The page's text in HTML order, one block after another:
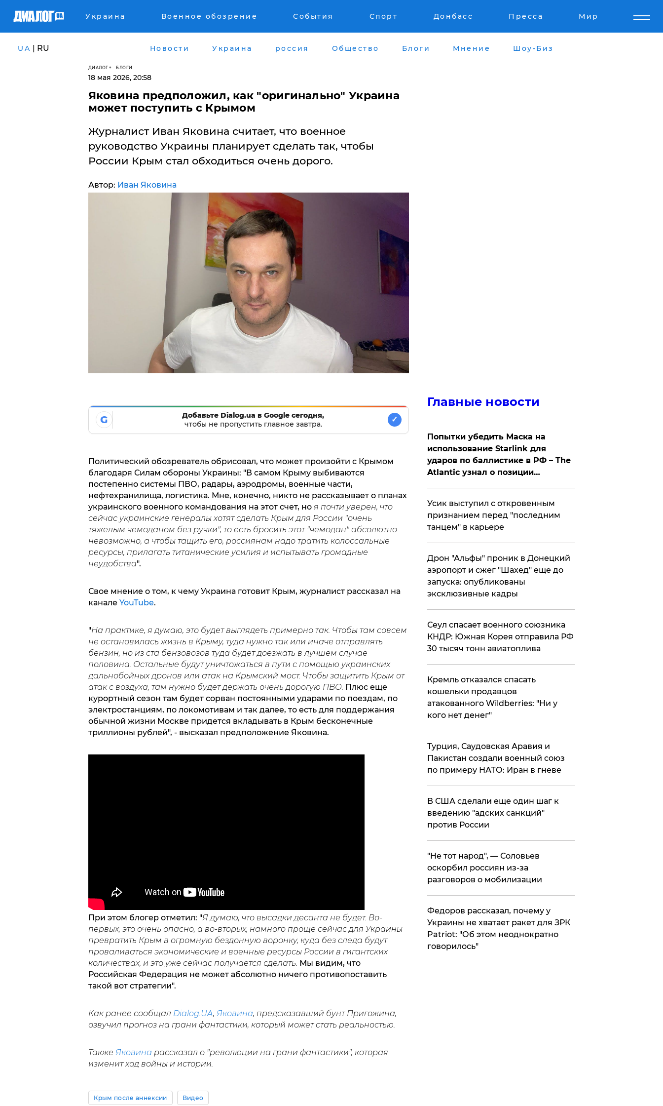
Украина Военное обозрение События Спорт Донбасс Пресса Мир
UA | RU Новости Украина россия Общество Блоги Мнение Шоу-Биз
ДИАЛОГ БЛОГИ
18 мая 2026, 20:58
Яковина предположил, как "оригинально" Украина
может поступить с Крымом
Журналист Иван Яковина считает, что военное
руководство Украины планирует сделать так, чтобы
России Крым стал обходиться очень дорого.
Автор: Иван Яковина
G
Добавьте Dialog.ua в Google сегодня,
чтобы не пропустить главное завтра.
✓
Политический обозреватель обрисовал, что может произойти с Крымом
благодаря Силам обороны Украины: "В самом Крыму выбиваются
постепенно системы ПВО, радары, аэродромы, военные части,
нефтехранилища, логистика. Мне, конечно, никто не рассказывает о планах
украинского военного командования на этот счет, но я почти уверен, что
сейчас украинские генералы хотят сделать Крым для России "очень
тяжелым чемоданом без ручки", то есть бросить этот "чемодан" абсолютно
невозможно, а чтобы тащить его, россиянам надо тратить колоссальные
ресурсы, прилагать титанические усилия и испытывать громадные
неудобства".
Свое мнение о том, к чему Украина готовит Крым, журналист рассказал на
канале YouTube.
"На практике, я думаю, это будет выглядеть примерно так. Чтобы там совсем
не остановилась жизнь в Крыму, туда нужно так или иначе отправлять
бензин, но из ста бензовозов туда будет доезжать в лучшем случае
половина. Остальные будут уничтожаться в пути с помощью украинских
дальнобойных дронов или атак на Крымский мост. Чтобы защитить Крым от
атак с воздуха, там нужно будет держать очень дорогую ПВО. Плюс еще
курортный сезон там будет сорван постоянными ударами по поездам, по
электростанциям, по локомотивам и так далее, то есть для поддержания
обычной жизни Москве придется вкладывать в Крым бесконечные
триллионы рублей", - высказал предположение Яковина.
При этом блогер отметил: "Я думаю, что высадки десанта не будет. Во-
первых, это очень опасно, а во-вторых, намного проще сейчас для Украины
превратить Крым в огромную бездонную воронку, куда без следа будут
проваливаться экономические и военные ресурсы России в гигантских
количествах, и это уже сейчас получается сделать. Мы видим, что
Российская Федерация не может абсолютно ничего противопоставить
такой вот стратегии".
Как ранее сообщал Dialog.UA, Яковина, предсказавший бунт Пригожина,
озвучил прогноз на грани фантастики, который может стать реальностью.
Также Яковина рассказал о "революции на грани фантастики", которая
изменит ход войны и истории.
Крым после аннексии Видео
Главные новости
Попытки убедить Маска на
использование Starlink для
ударов по баллистике в РФ – The
Atlantic узнал о позиции
Усик выступил с откровенным
признанием перед "последним
танцем" в карьере
Дрон "Альфы" проник в Донецкий
аэропорт и сжег "Шахед" еще до
запуска: опубликованы
эксклюзивные кадры
​Сеул спасает военного союзника
КНДР: Южная Корея отправила РФ
30 тысяч тонн авиатоплива
Кремль отказался спасать
кошельки продавцов
атакованного Wildberries: "Ни у
кого нет денег"
Турция, Саудовская Аравия и
Пакистан создали военный союз
по примеру НАТО: Иран в гневе
В США сделали еще один шаг к
введению "адских санкций"
против России
​"Не тот народ", — Соловьев
оскорбил россиян из-за
разговоров о мобилизации
Федоров рассказал, почему у
Украины не хватает ракет для ЗРК
Patriot: "Об этом неоднократно
говорилось"